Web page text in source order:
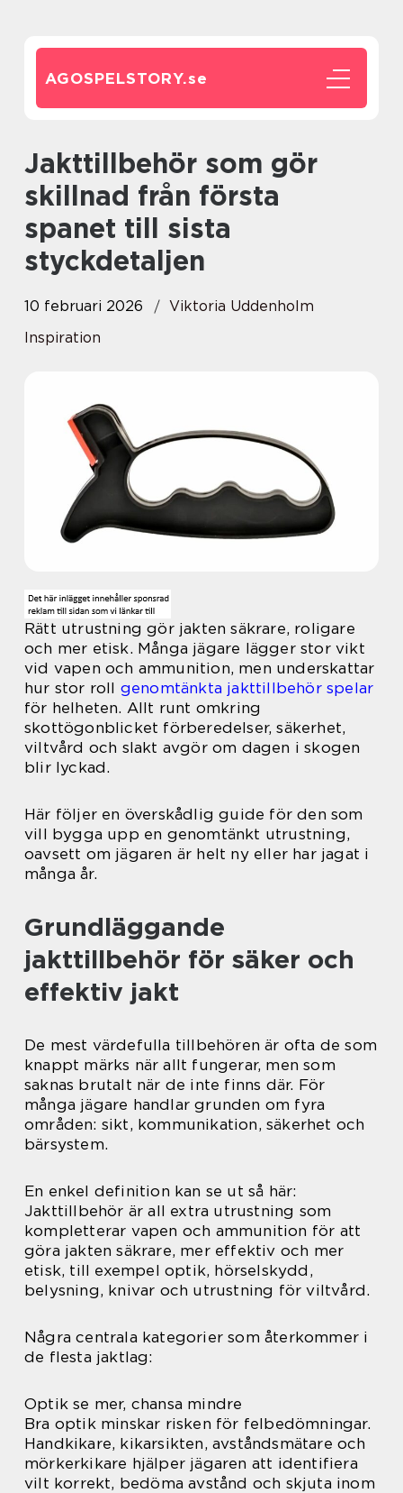
AGOSPELSTORY.se
Jakttillbehör som gör
skillnad från första
spanet till sista
styckdetaljen
10 februari 2026
Viktoria Uddenholm
Inspiration
Rätt utrustning gör jakten säkrare, roligare
och mer etisk. Många jägare lägger stor vikt
vid vapen och ammunition, men underskattar
hur stor roll genomtänkta jakttillbehör spelar
för helheten. Allt runt omkring
skottögonblicket förberedelser, säkerhet,
viltvård och slakt avgör om dagen i skogen
blir lyckad.
Här följer en överskådlig guide för den som
vill bygga upp en genomtänkt utrustning,
oavsett om jägaren är helt ny eller har jagat i
många år.
Grundläggande
jakttillbehör för säker och
effektiv jakt
De mest värdefulla tillbehören är ofta de som
knappt märks när allt fungerar, men som
saknas brutalt när de inte finns där. För
många jägare handlar grunden om fyra
områden: sikt, kommunikation, säkerhet och
bärsystem.
En enkel definition kan se ut så här:
Jakttillbehör är all extra utrustning som
kompletterar vapen och ammunition för att
göra jakten säkrare, mer effektiv och mer
etisk, till exempel optik, hörselskydd,
belysning, knivar och utrustning för viltvård.
Några centrala kategorier som återkommer i
de flesta jaktlag:
Optik se mer, chansa mindre
Bra optik minskar risken för felbedömningar.
Handkikare, kikarsikten, avståndsmätare och
mörkerkikare hjälper jägaren att identifiera
vilt korrekt, bedöma avstånd och skjuta inom